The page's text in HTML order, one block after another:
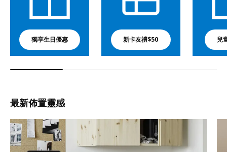
獨享生日優惠 新卡友禮$50 兒
最新佈置靈感